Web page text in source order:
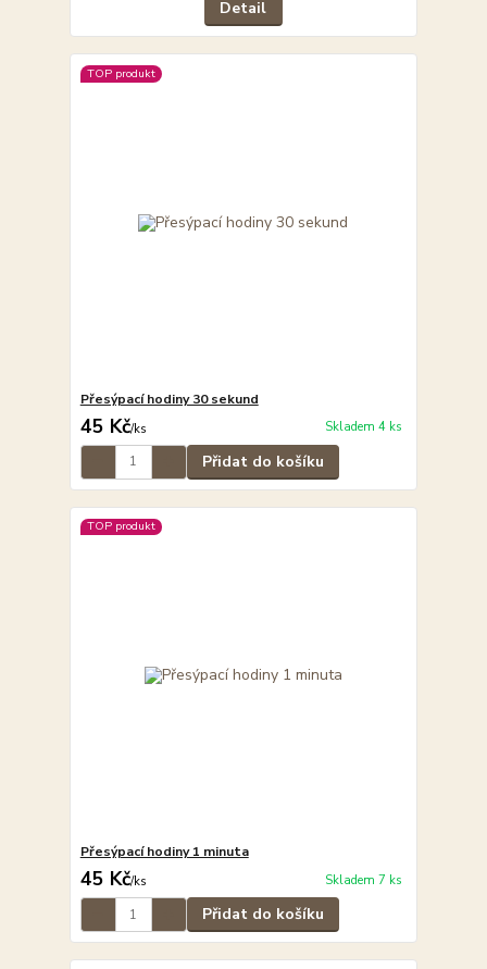
Detail
TOP produkt
Přesýpací hodiny 30 sekund
45 Kč/ks Skladem 4 ks
Přidat do košíku
TOP produkt
Přesýpací hodiny 1 minuta
45 Kč/ks Skladem 7 ks
Přidat do košíku